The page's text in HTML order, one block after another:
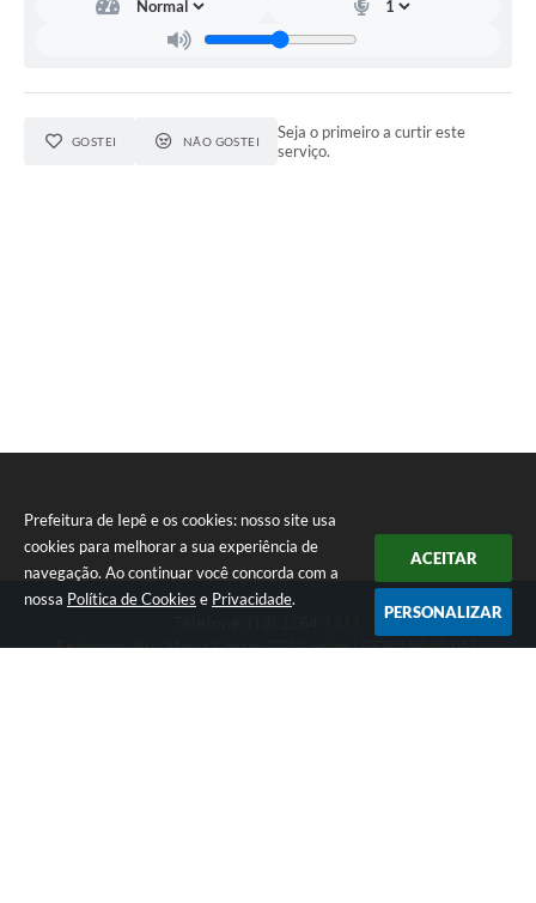
Prefeitura de Iepê e os cookies: nosso site usa
cookies para melhorar a sua experiência de
navegação. Ao continuar você concorda com a
nossa Política de Cookies e Privacidade.
ACEITAR
PERSONALIZAR
GOSTEI NÃO GOSTEI
Seja o primeiro a curtir este
serviço.
Endereço: Rua Minas Gerais, 274 Centro | CEP: 19640-015